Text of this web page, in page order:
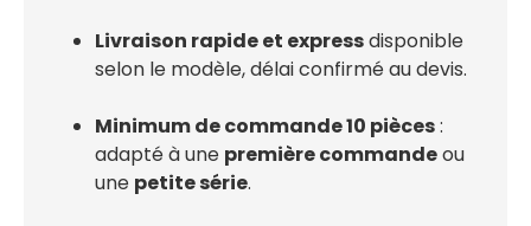
Livraison rapide et expressdisponible
selon le modèle, délai confirmé au devis.
Minimum de commande 10 pièces:
adapté à une première commandeou
une petite série.